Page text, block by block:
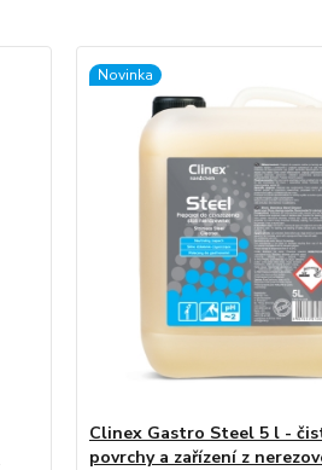
Novinka
Clinex Gastro Steel 5 l -
povrchy a zařízení z